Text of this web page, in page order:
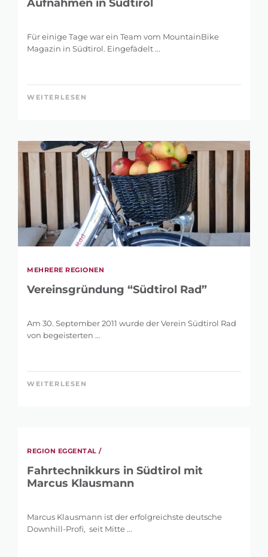
Aufnahmen in Südtirol
Für einige Tage war ein Team vom MountainBike
Magazin in Südtirol. Eingefädelt ...
WEITERLESEN
MEHRERE REGIONEN
Vereinsgründung “Südtirol Rad”
Am 30. September 2011 wurde der Verein Südtirol Rad
von begeisterten ...
WEITERLESEN
REGION EGGENTAL /
Fahrtechnikkurs in Südtirol mit
Marcus Klausmann
Marcus Klausmann ist der erfolgreichste deutsche
Downhill-Profi, seit Mitte ...